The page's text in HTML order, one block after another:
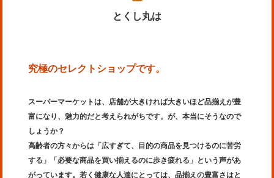
オススメリンク
お問合せ 会社概要
とくし丸は
究極のセレクトショップです。
スーパーマーケットは、店舗が大きければ大きいほど品揃えが豊
富になり、魅力的だと考えられがちです。が、本当にそうなので
しょうか？
高齢者の方々からは「広すぎて、目的の商品を見つけるのに苦労
する」「必要な商品を買い揃えるのに歩き疲れる」という声があ
がっています。若く健康な人達にとっては、品揃えの豊富さはと